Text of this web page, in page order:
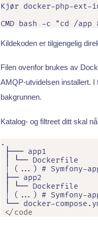
Kjør docker-php-
CMD bash -c "cd /
Kildekoden er tilgjengelig
Filen ovenfor brukes av
AMQP-utvidelsen installert. I
bakgrunnen.
Katalog- og filtreet ditt skal
.
├─── app1
│ └── Dockerfile
| (...) # Symfony-
├── app2
│ └── Dockerfile
| (...) # Symfony-
└── docker-
</code